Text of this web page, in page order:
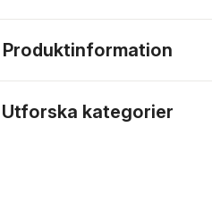
Produktinformation
Utforska kategorier